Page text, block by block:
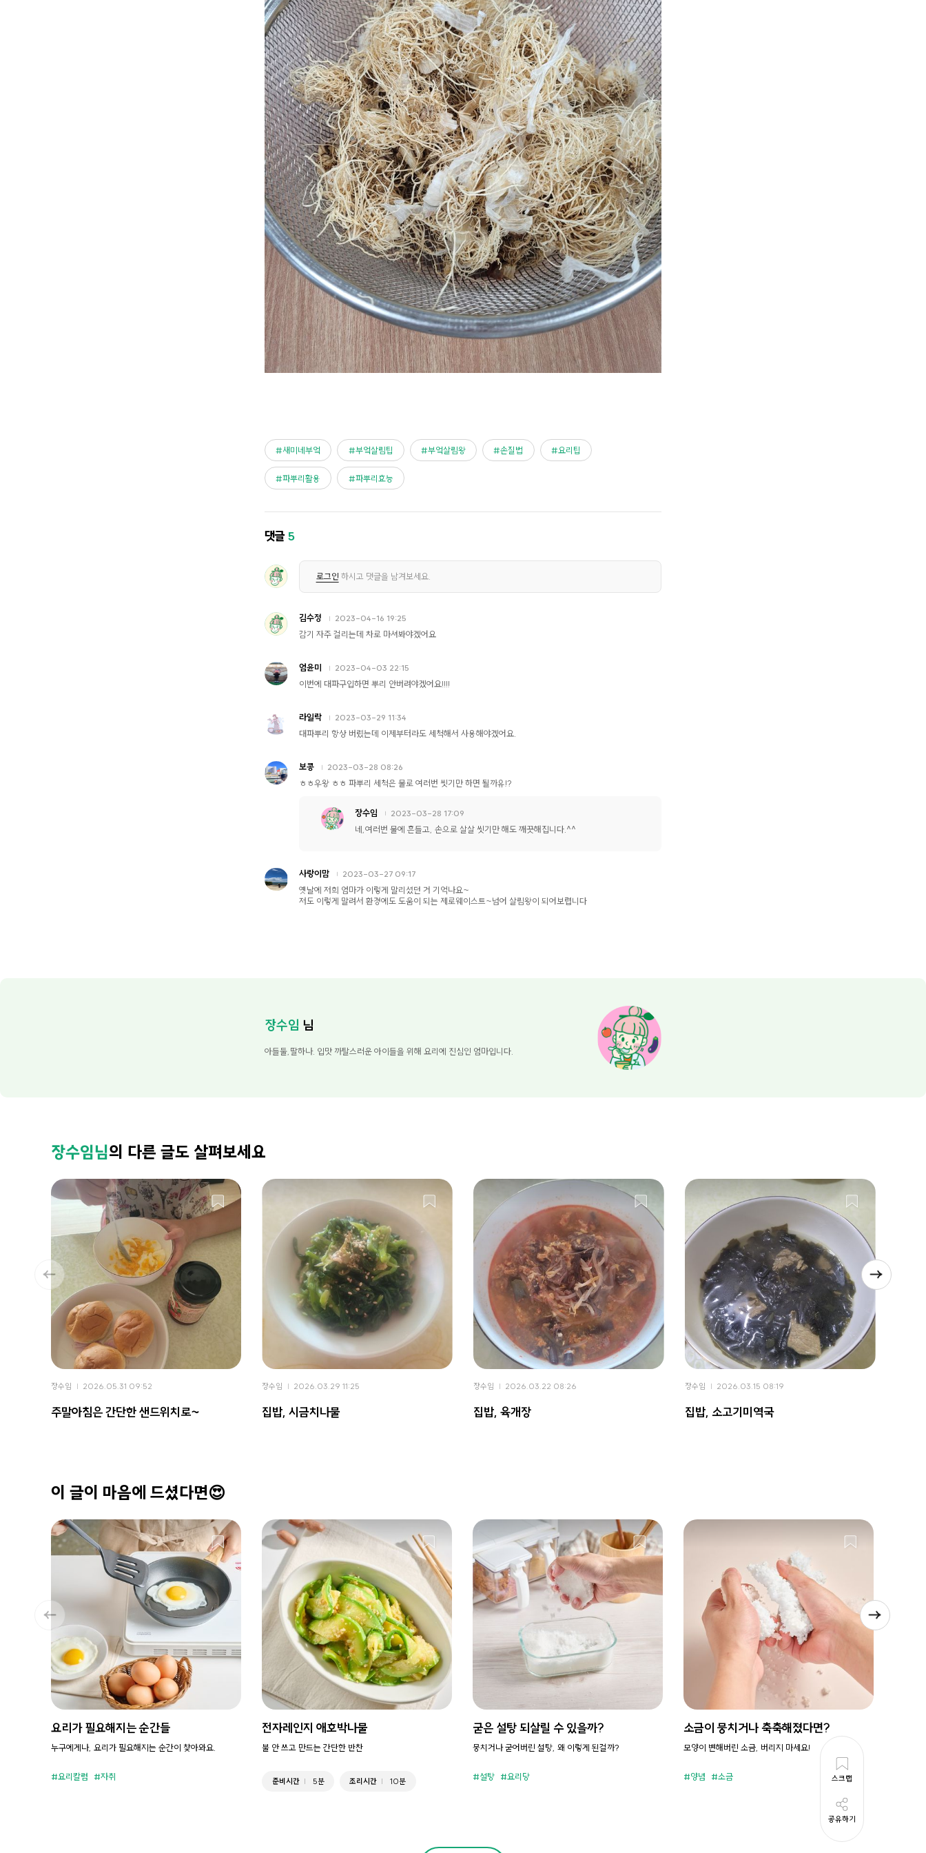
스크랩
공유하기
새미네부엌 부엌살림팁 부엌살림왕 손질법 요리팁
파뿌리활용 파뿌리효능
댓글5
로그인 하시고 댓글을 남겨보세요.
김수정 2023-04-16 19:25
감기 자주 걸리는데 차로 마셔봐야겠어요
엄윤미 2023-04-03 22:15
이번에 대파구입하면 뿌리 안버려야겠어요!!!!
라일락 2023-03-29 11:34
대파뿌리 항상 버렸는데 이제부터라도 세척해서 사용해야겠어요.
보콩 2023-03-28 08:26
ㅎㅎ우왕 ㅎㅎ 파뿌리 세척은 물로 여러번 씻기만 하면 될까유!?
장수임 2023-03-28 17:09
네,여러번 물에 흔들고, 손으로 살살 씻기만 해도 깨끗해집니다.^^
사랑이맘 2023-03-27 09:17
옛날에 저희 엄마가 이렇게 말리셨던 거 기억나요~
저도 이렇게 말려서 환경에도 도움이 되는 제로웨이스트~넘어 살림왕이 되어보렵니다
장수임 님
아들둘,딸하나. 입맛 까탈스러운 아이들을 위해 요리에 진심인 엄마입니다.
장수임님의 다른 글도 살펴보세요
장수임 2026.05.31 09:52
주말아침은 간단한 샌드위치로~
장수임 2026.03.29 11:25
집밥, 시금치나물
장수임 2026.03.22 08:26
집밥, 육개장
장수임 2026.03.15 08:19
집밥, 소고기미역국
이 글이 마음에 드셨다면😍
요리가 필요해지는 순간들
누구에게나, 요리가 필요해지는 순간이 찾아와요.
요리칼럼 자취
전자레인지 애호박나물
불 안 쓰고 만드는 간단한 반찬
준비시간 5분 조리시간 10분
굳은 설탕 되살릴 수 있을까?
뭉치거나 굳어버린 설탕, 왜 이렇게 된걸까?
설탕 요리당
소금이 뭉치거나 축축해졌다면?
모양이 변해버린 소금, 버리지 마세요!
양념 소금